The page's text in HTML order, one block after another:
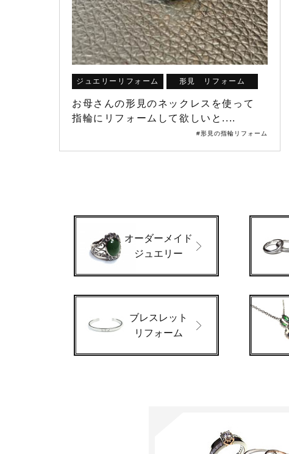
ジュエリーリフォーム 形見 リフォーム
お母さんの形見のネックレスを使って
指輪にリフォームして欲しいと....
#形見の指輪リフォーム
オーダーメイド
ジュエリー
ブレスレット
リフォーム